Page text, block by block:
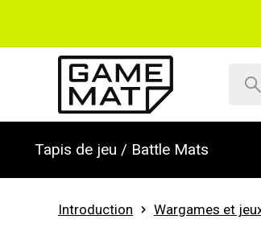
Tapis de jeu / Battle Mats
Introduction Wargames et